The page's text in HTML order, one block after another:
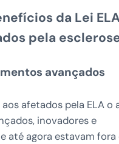
da Lei
pela
avançados
afetados pela ELA o
inovadores e
até agora estavam fora